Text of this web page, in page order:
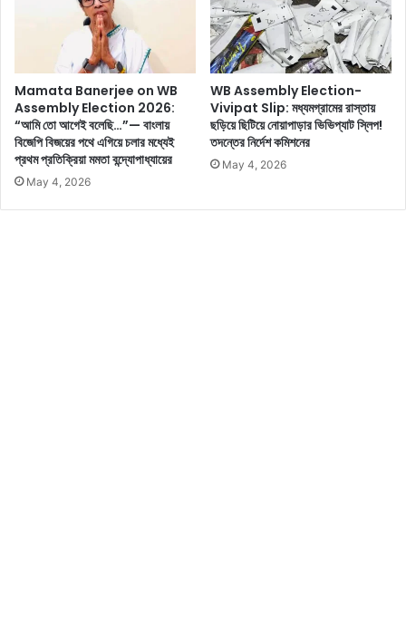
ড়ে
র
ল্যা
ন্ড
ফ
ল
কো
র
ই
ভ
সা
রা
খ
ছে
Mamata Banerjee on WB
Assembly Election 2026:
“আমি তো আগেই বলেছি…”— বাংলায়
বিজেপি বিজয়ের পথে এগিয়ে চলার মধ্যেই
প্রথম প্রতিক্রিয়া মমতা বন্দ্যোপাধ্যায়ের
May 4, 2026
WB Assembly Election-
Vivipat Slip: মধ্যমগ্রামের রাস্তায়
ছড়িয়ে ছিটিয়ে নোয়াপাড়ার ভিভিপ্যাট স্লিপ!
তদন্তের নির্দেশ কমিশনের
May 4, 2026